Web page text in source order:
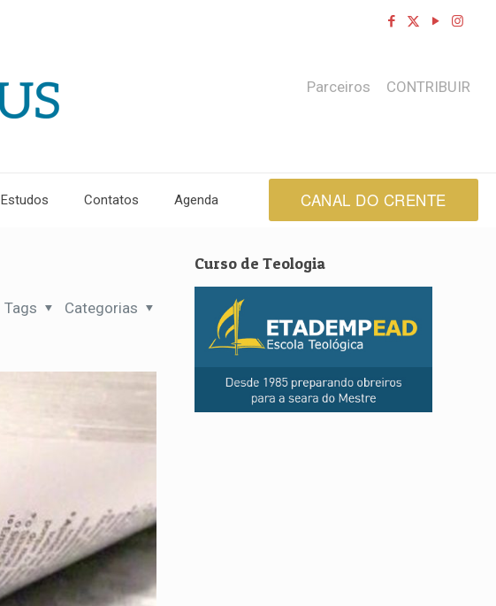
Estudos Contatos Agenda
Parceiros CONTRIBUIR
CANAL DO CRENTE
Categorias
Tags
Curso de Teologia